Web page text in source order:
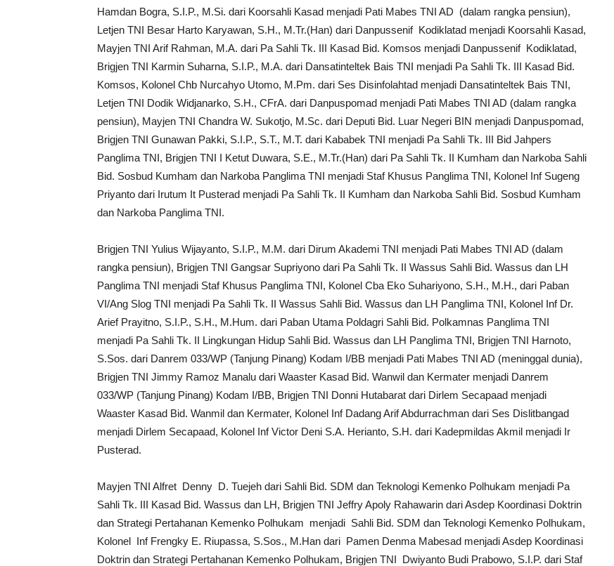
Hamdan Bogra, S.I.P., M.Si. dari Koorsahli Kasad menjadi Pati Mabes TNI AD (dalam rangka pensiun),
Letjen TNI Besar Harto Karyawan, S.H., M.Tr.(Han) dari Danpussenif Kodiklatad menjadi Koorsahli Kasad,
Mayjen TNI Arif Rahman, M.A. dari Pa Sahli Tk. III Kasad Bid. Komsos menjadi Danpussenif Kodiklatad,
Brigjen TNI Karmin Suharna, S.I.P., M.A. dari Dansatinteltek Bais TNI menjadi Pa Sahli Tk. III Kasad Bid.
Komsos, Kolonel Chb Nurcahyo Utomo, M.Pm. dari Ses Disinfolahtad menjadi Dansatinteltek Bais TNI,
Letjen TNI Dodik Widjanarko, S.H., CFrA. dari Danpuspomad menjadi Pati Mabes TNI AD (dalam rangka
pensiun), Mayjen TNI Chandra W. Sukotjo, M.Sc. dari Deputi Bid. Luar Negeri BIN menjadi Danpuspomad,
Brigjen TNI Gunawan Pakki, S.I.P., S.T., M.T. dari Kababek TNI menjadi Pa Sahli Tk. III Bid Jahpers
Panglima TNI, Brigjen TNI I Ketut Duwara, S.E., M.Tr.(Han) dari Pa Sahli Tk. II Kumham dan Narkoba Sahli
Bid. Sosbud Kumham dan Narkoba Panglima TNI menjadi Staf Khusus Panglima TNI, Kolonel Inf Sugeng
Priyanto dari Irutum It Pusterad menjadi Pa Sahli Tk. II Kumham dan Narkoba Sahli Bid. Sosbud Kumham
dan Narkoba Panglima TNI.
Brigjen TNI Yulius Wijayanto, S.I.P., M.M. dari Dirum Akademi TNI menjadi Pati Mabes TNI AD (dalam
rangka pensiun), Brigjen TNI Gangsar Supriyono dari Pa Sahli Tk. II Wassus Sahli Bid. Wassus dan LH
Panglima TNI menjadi Staf Khusus Panglima TNI, Kolonel Cba Eko Suhariyono, S.H., M.H., dari Paban
VI/Ang Slog TNI menjadi Pa Sahli Tk. II Wassus Sahli Bid. Wassus dan LH Panglima TNI, Kolonel Inf Dr.
Arief Prayitno, S.I.P., S.H., M.Hum. dari Paban Utama Poldagri Sahli Bid. Polkamnas Panglima TNI
menjadi Pa Sahli Tk. II Lingkungan Hidup Sahli Bid. Wassus dan LH Panglima TNI, Brigjen TNI Harnoto,
S.Sos. dari Danrem 033/WP (Tanjung Pinang) Kodam I/BB menjadi Pati Mabes TNI AD (meninggal dunia),
Brigjen TNI Jimmy Ramoz Manalu dari Waaster Kasad Bid. Wanwil dan Kermater menjadi Danrem
033/WP (Tanjung Pinang) Kodam I/BB, Brigjen TNI Donni Hutabarat dari Dirlem Secapaad menjadi
Waaster Kasad Bid. Wanmil dan Kermater, Kolonel Inf Dadang Arif Abdurrachman dari Ses Dislitbangad
menjadi Dirlem Secapaad, Kolonel Inf Victor Deni S.A. Herianto, S.H. dari Kadepmildas Akmil menjadi Ir
Pusterad.
Mayjen TNI Alfret Denny D. Tuejeh dari Sahli Bid. SDM dan Teknologi Kemenko Polhukam menjadi Pa
Sahli Tk. III Kasad Bid. Wassus dan LH, Brigjen TNI Jeffry Apoly Rahawarin dari Asdep Koordinasi Doktrin
dan Strategi Pertahanan Kemenko Polhukam menjadi Sahli Bid. SDM dan Teknologi Kemenko Polhukam,
Kolonel Inf Frengky E. Riupassa, S.Sos., M.Han dari Pamen Denma Mabesad menjadi Asdep Koordinasi
Doktrin dan Strategi Pertahanan Kemenko Polhukam, Brigjen TNI Dwiyanto Budi Prabowo, S.I.P. dari Staf